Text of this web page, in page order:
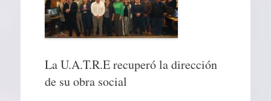
La U.A.T.R.E recuperó la dirección
de su obra social